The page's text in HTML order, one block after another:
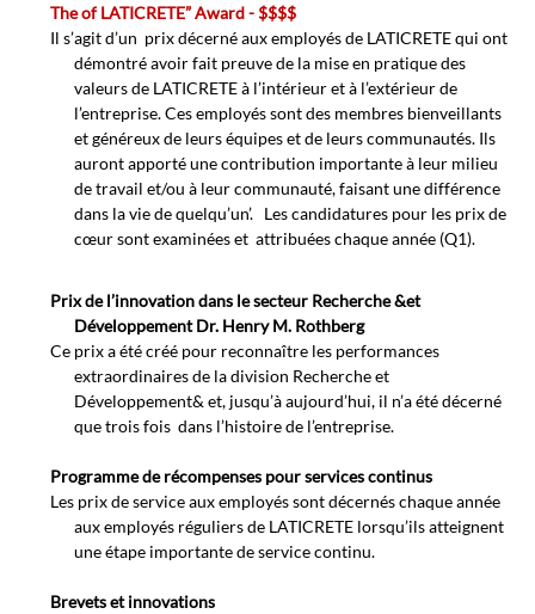
Theof LATICRETE” Award - $$$$
Il s’agit d’un prix décerné aux employés de LATICRETE qui ont
démontré avoir fait preuve de la mise en pratique des
valeurs de LATICRETE à l’intérieur et à l’extérieur de
l’entreprise. Ces employés sont des membres bienveillants
et généreux de leurs équipes et de leurs communautés. Ils
auront apporté une contribution importante à leur milieu
de travail et/ou à leur communauté, faisant une différence
dans la vie de quelqu’un’. Les candidatures pour les prix de
cœur sont examinées et attribuées chaque année (Q1).
Prix de l’innovation dans le secteur Recherche &et
Développement Dr. Henry M. Rothberg
Ce prix a été créé pour reconnaître les performances
extraordinaires de la division Recherche et
Développement& et, jusqu’à aujourd’hui, il n’a été décerné
que trois fois dans l’histoire de l’entreprise.
Programme de récompenses pour services continus
Les prix de service aux employés sont décernés chaque année
aux employés réguliers de LATICRETE lorsqu’ils atteignent
une étape importante de service continu.
Brevets et innovations